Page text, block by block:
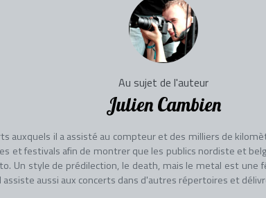
Au sujet de l'auteur
Julien Cambien
auxquels il a assisté au compteur et des milliers de
et festivals afin de montrer que les publics nordiste et
Un style de prédilection, le death, mais le metal est
assiste aussi aux concerts dans d'autres répertoires et